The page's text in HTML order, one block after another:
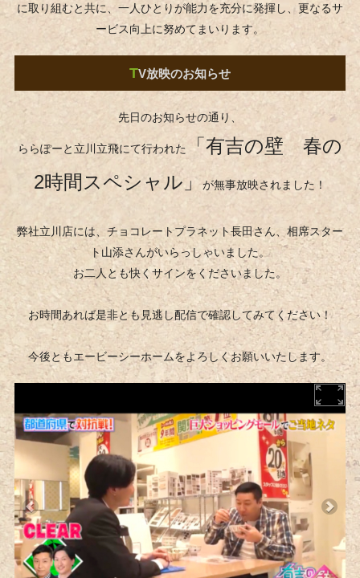
に取り組むと共に、一人ひとりが能力を充分に発揮し、更なるサ
ービス向上に努めてまいります。
TV放映のお知らせ
先日のお知らせの通り、
ららぽーと立川立飛にて行われた
「有吉の壁 春の
2時間スペシャル」が無事放映されました！
弊社立川店には、チョコレートプラネット長田さん、相席スター
ト山添さんがいらっしゃいました。
お二人とも快くサインをくださいました。
お時間あれば是非とも見逃し配信で確認してみてください！
今後ともエービーシーホームをよろしくお願いいたします。